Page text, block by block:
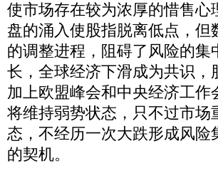
使市场存在较为浓厚的惜售
盘的涌入使股指脱离低点，
的调整进程，阻碍了风险的
长，全球经济下滑成为共识
加上欧盟峰会和中央经济工
将维持弱势状态，只不过市
态，不经历一次大跌形成风
的契机。